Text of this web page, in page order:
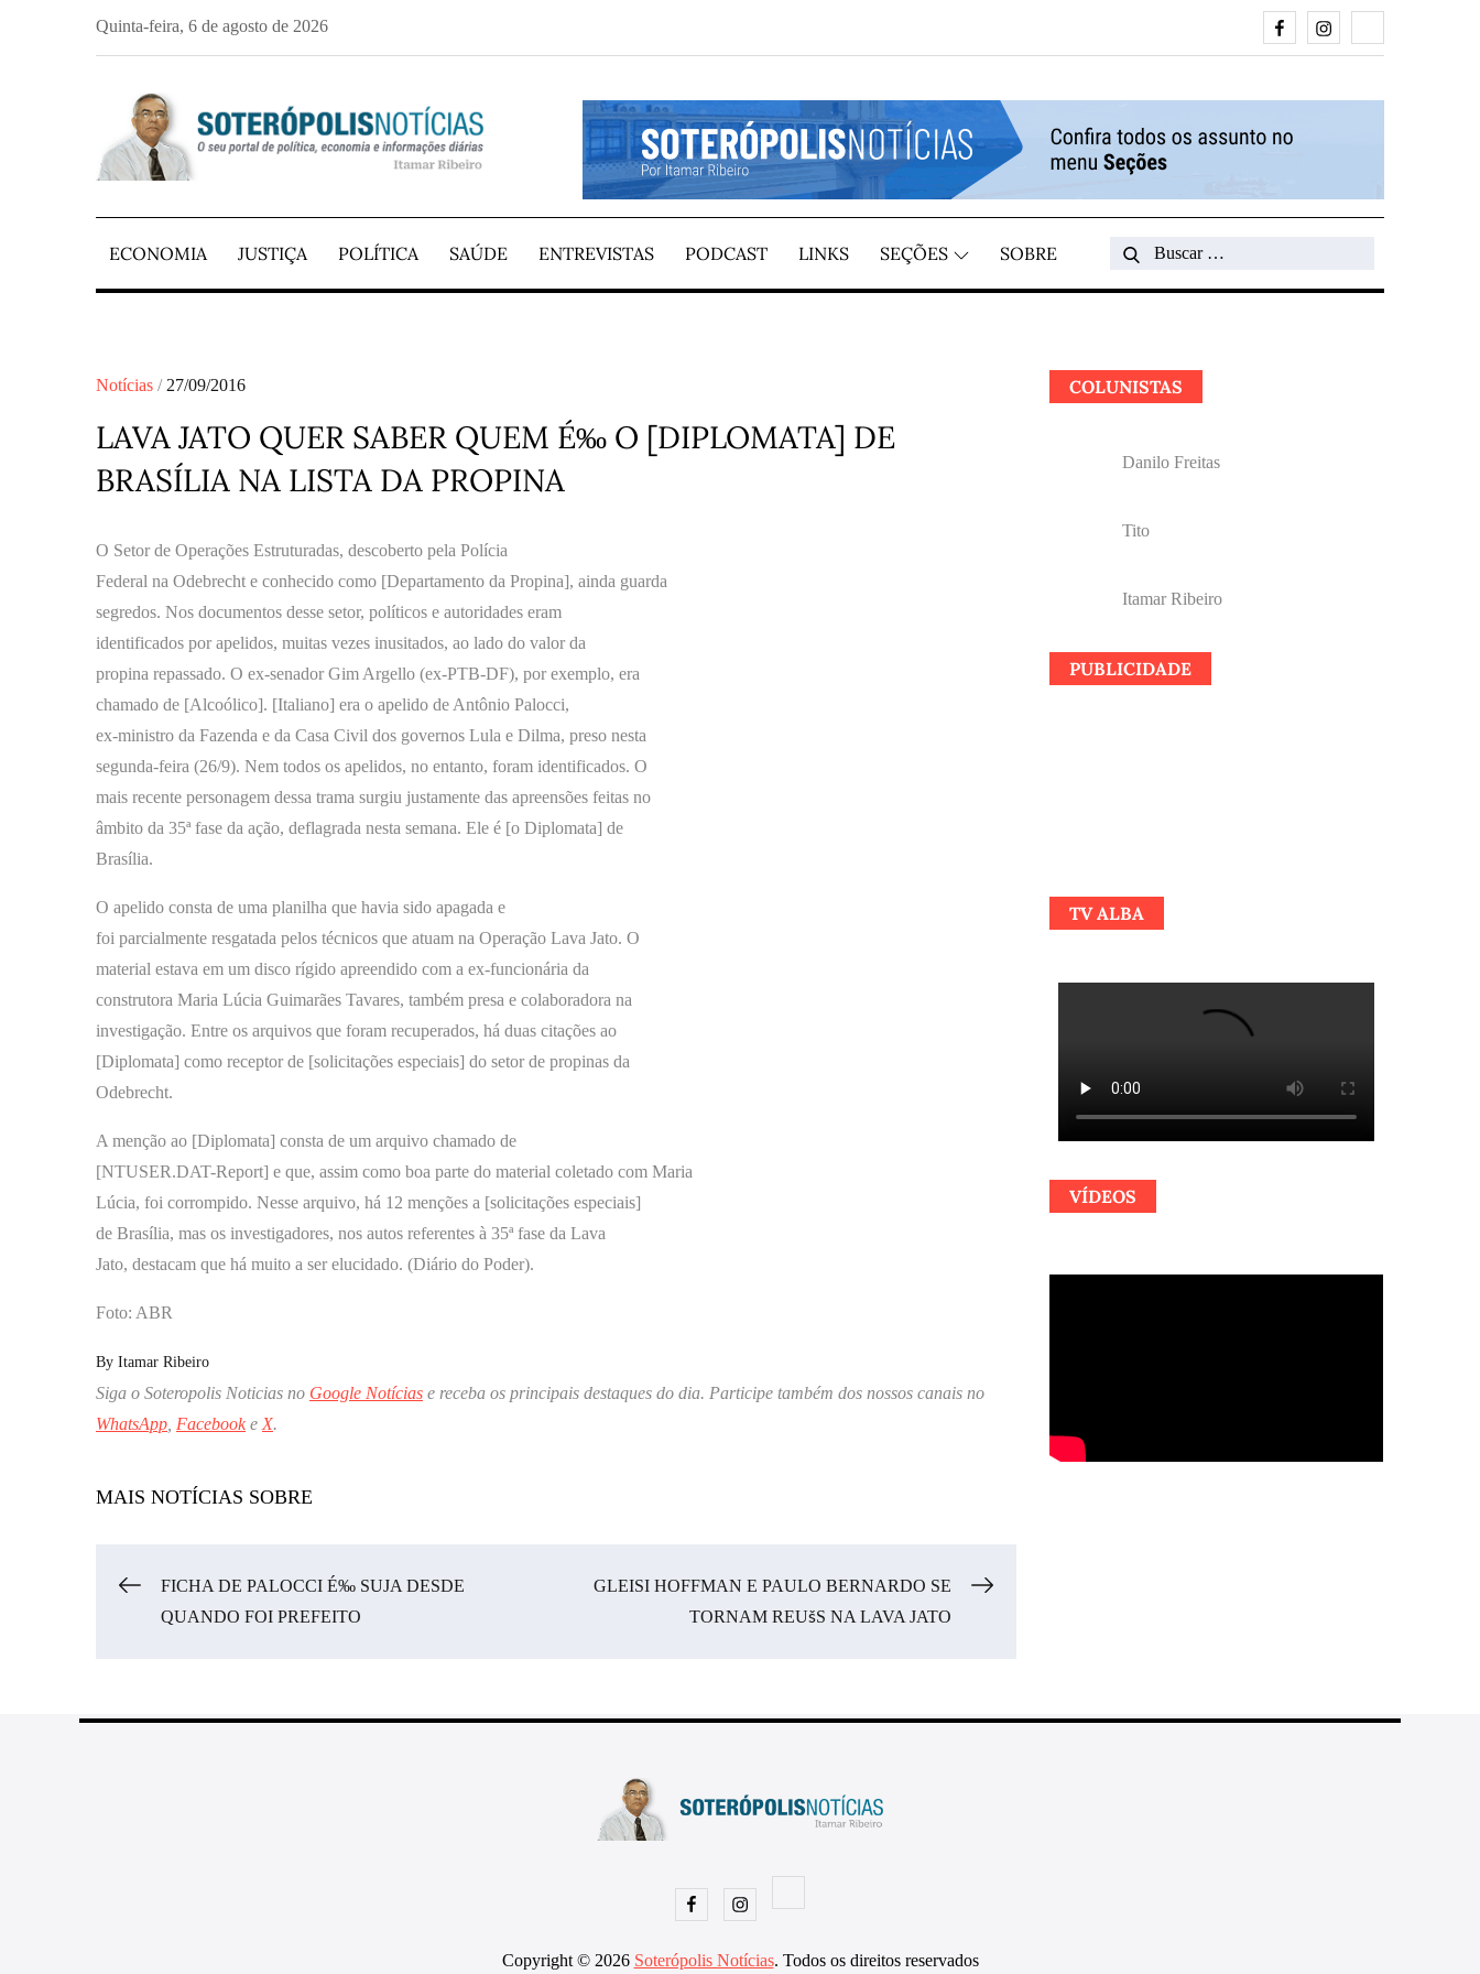
Quinta-feira, 6 de agosto de 2026 FacebookInstagram
SOTERÓPOLIS NOTÍCIAS
PORTAL DE NOTÍCIAS DE SALVADOR E REGIÃO, POR ITAMAR RIBEIRO
ECONOMIA JUSTIÇA POLÍTICA SAÚDE ENTREVISTAS PODCAST LINKS SEÇÕES SOBRE
Search
Search
Notícias Posted
27/09/2016
LAVA JATO QUER SABER QUEM É‰ O [DIPLOMATA] DE
BRASÍLIA NA LISTA DA PROPINA
O Setor de Operações Estruturadas, descoberto pela Polícia
Federal na Odebrecht e conhecido como [Departamento da Propina], ainda guarda
segredos. Nos documentos desse setor, políticos e autoridades eram
identificados por apelidos, muitas vezes inusitados, ao lado do valor da
propina repassado. O ex-senador Gim Argello (ex-PTB-DF), por exemplo, era
chamado de [Alcoólico]. [Italiano] era o apelido de Antônio Palocci,
ex-ministro da Fazenda e da Casa Civil dos governos Lula e Dilma, preso nesta
segunda-feira (26/9). Nem todos os apelidos, no entanto, foram identificados. O
mais recente personagem dessa trama surgiu justamente das apreensões feitas no
âmbito da 35ª fase da ação, deflagrada nesta semana. Ele é [o Diplomata] de
Brasília.
O apelido consta de uma planilha que havia sido apagada e
foi parcialmente resgatada pelos técnicos que atuam na Operação Lava Jato. O
material estava em um disco rígido apreendido com a ex-funcionária da
construtora Maria Lúcia Guimarães Tavares, também presa e colaboradora na
investigação. Entre os arquivos que foram recuperados, há duas citações ao
[Diplomata] como receptor de [solicitações especiais] do setor de propinas da
Odebrecht.
A menção ao [Diplomata] consta de um arquivo chamado de
[NTUSER.DAT-Report] e que, assim como boa parte do material coletado com Maria
Lúcia, foi corrompido. Nesse arquivo, há 12 menções a [solicitações especiais]
de Brasília, mas os investigadores, nos autos referentes à 35ª fase da Lava
Jato, destacam que há muito a ser elucidado. (Diário do Poder).
Foto: ABR
By Itamar Ribeiro
Siga o Soteropolis Noticias no Google Notícias e receba os principais destaques do dia. Participe também dos nossos canais no
WhatsApp Facebook e X.
MAIS NOTÍCIAS SOBRE
Navegação
Post
FICHA DE PALOCCI É‰ SUJA DESDE
QUANDO FOI PREFEITO
GLEISI HOFFMAN E PAULO BERNARDO SE
TORNAM REUšS NA LAVA JATO
COLUNISTAS
Danilo Freitas
Tito
Itamar Ribeiro
PUBLICIDADE
TV ALBA
VÍDEOS
FacebookInstagram
Copyright © 2026 Soterópolis Notícias. Todos os direitos reservados